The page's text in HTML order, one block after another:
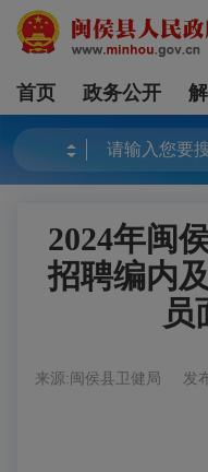
首页 政务公开
2024年闽
招聘编内
员
来源:闽侯县卫健局 发